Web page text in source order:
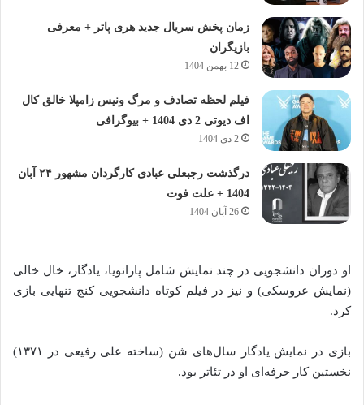
زمان پخش سریال جدید هری پاتر + معرفی
بازیگران
12 بهمن 1404
فیلم لحظه تصادف و مرگ ونیس زامپلا خالق کال
اف دیوتی 2 دی 1404 + بیوگرافی
2 دی 1404
درگذشت رجبعلی عبادی کارگردان مشهور ۲۴ آبان
1404 + علت فوت
26 آبان 1404
او دوران دانشجویی در چند نمایش شامل پارانویا، یادگار، خال خالی
(نمایش عروسکی) و نیز در فیلم کوتاه دانشجویی کنج تنهایی بازی
کرد.
بازی در نمایش یادگار سال‌های شن (ساخته‌ علی رفیعی در ۱۳۷۱)
نخستین کار حرفه‌ای او در تئاتر بود.